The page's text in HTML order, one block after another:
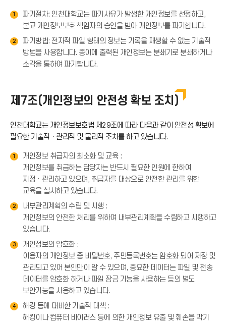
콘
1
파기절차: 인천대학교는 파기사유가 발생한 개인정보를 선정하고,
본교 개인정보보호 책임자의 승인을 받아 개인정보를 파기합니다.
2
파기방법: 전자적 파일 형태의 정보는 기록을 재생할 수 없는 기술적
방법을 사용합니다. 종이에 출력된 개인정보는 분쇄기로 분쇄하거나
소각을 통하여 파기합니다.
제7조(개인정보의 안전성 확보 조치)
인천대학교는 개인정보보호법 제29조에 따라 다음과 같이 안전성 확보에
필요한 기술적ㆍ관리적 및 물리적 조치를 하고 있습니다.
1
개인정보 취급자의 최소화 및 교육 :
개인정보를 취급하는 담당자는 반드시 필요한 인원에 한하여
지정ㆍ관리하고 있으며, 취급자를 대상으로 안전한 관리를 위한
교육을 실시하고 있습니다.
2
내부관리계획의 수립 및 시행 :
개인정보의 안전한 처리를 위하여 내부관리계획을 수립하고 시행하고
있습니다.
3
개인정보의 암호화 :
이용자의 개인정보 중 비밀번호, 주민등록번호는 암호화 되어 저장 및
관리되고 있어 본인만이 알 수 있으며, 중요한 데이터는 파일 및 전송
데이터를 암호화 하거나 파일 잠금 기능을 사용하는 등의 별도
보안기능을 사용하고 있습니다.
4
해킹 등에 대비한 기술적 대책 :
해킹이나 컴퓨터 바이러스 등에 의한 개인정보 유출 및 훼손을 막기